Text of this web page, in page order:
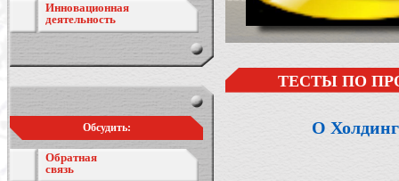
Инновационная
деятельность
Обсудить:
Обратная
связь
ТЕСТЫ ПО
О